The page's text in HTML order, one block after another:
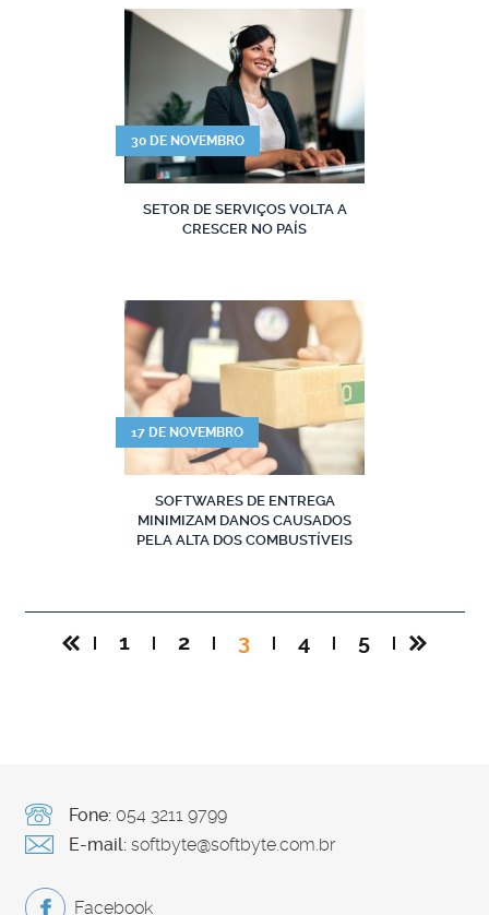
30 DE NOVEMBRO
SETOR DE SERVIÇOS VOLTA A
CRESCER NO PAÍS
17 DE NOVEMBRO
SOFTWARES DE ENTREGA
MINIMIZAM DANOS CAUSADOS
PELA ALTA DOS COMBUSTÍVEIS
1 2 3 4 5
Fone:054 3211 9799
E-mail: softbyte@softbyte.com.br
Facebook